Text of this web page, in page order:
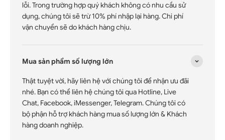
lỗi. Trong trường hợp quý khách không có nhu cầu sử
dụng, chúng tôi sẽ trừ 10% phí nhập lại hàng. Chi phí
vận chuyển sẽ do khách hàng chịu.
Mua sản phẩm số lượng lớn
Thật tuyệt vời, hãy liên hệ với chúng tôi để nhận ưu đãi
nhé. Bạn có thể liên hệ chúng tôi qua Hotline, Live
Chat, Facebook, iMessenger, Telegram. Chúng tôi có
bộ phận hỗ trợ khách hàng mua số lượng lớn & Khách
hàng doanh nghiệp.